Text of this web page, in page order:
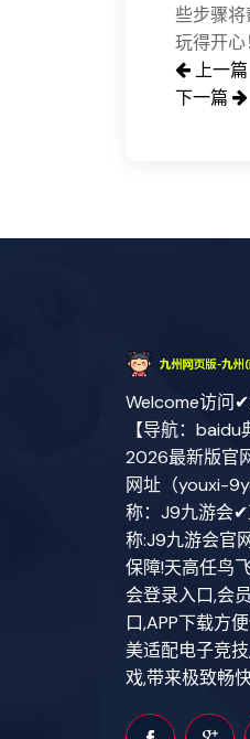
些步骤
玩得开心
上一篇
下一篇
Welcome访问
【导航：
2026最新版官
网址（youxi-
称：J9九游会
称:J9九游会官
保障!天高任鸟
会登录入口,会
口,APP下载方
美适配电子竞
戏,带来极致畅快